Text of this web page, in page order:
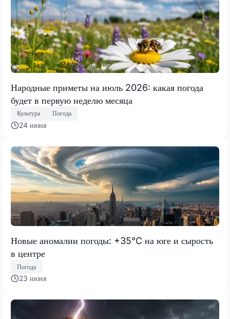
Народные приметы на июль 2026: какая погода
будет в первую неделю месяца
Культура Погода
24 июня
Новые аномалии погоды: +35°C на юге и сырость
в центре
Погода
23 июня